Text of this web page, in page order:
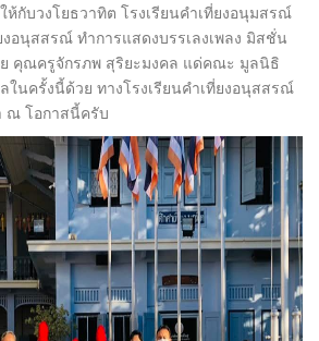
ห้กับวงโยธวาทิต โรงเรียนคำเที่ยงอนุมสรณ์
งอนุสสรณ์ ทำการแสดงบรรเลงเพลง มิสชั่น
คุณครูจักรภพ สุริยะมงคล แด่คณะ มูลนิธิ
ในครั้งนี้ด้วย ทางโรงเรียนคำเที่ยงอนุสสรณ์
ณ โอกาสนี้ครับ